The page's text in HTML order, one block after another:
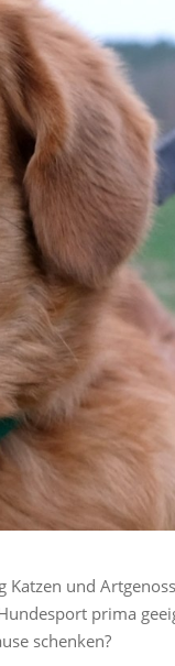
Katzen und
prima
schenken?